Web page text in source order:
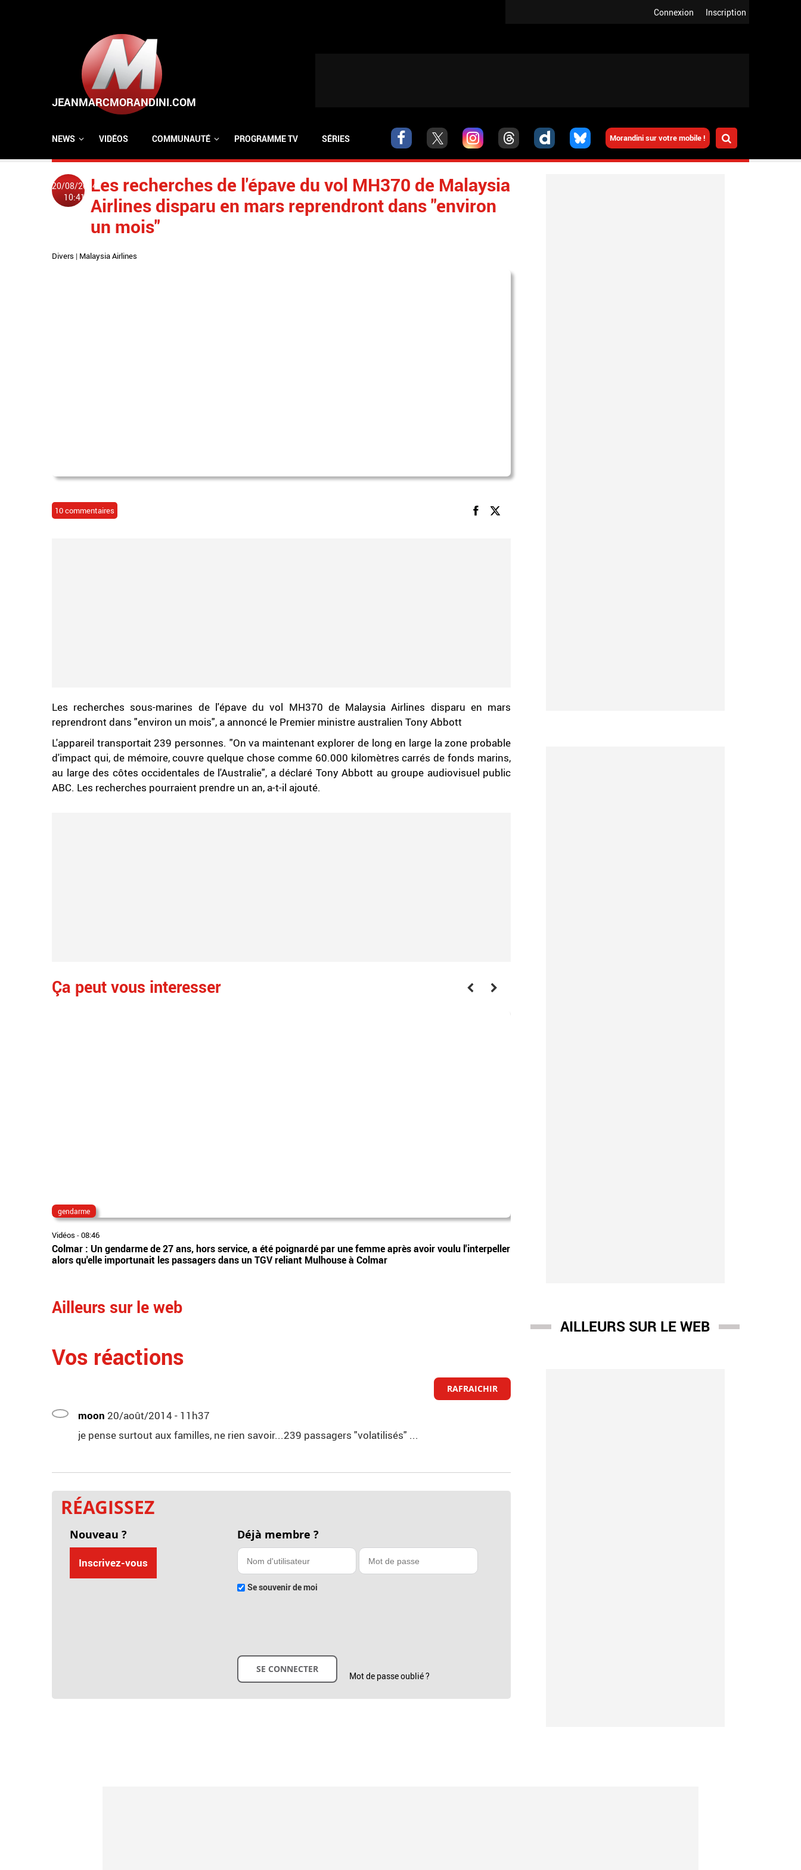
Inscription
Connexion
Morandini sur votre mobile !
NEWS VIDÉOS COMMUNAUTÉ PROGRAMME TV SÉRIES
20/08/2014
10:41
Les recherches de l'épave du vol MH370 de Malaysia
Airlines disparu en mars reprendront dans "environ
un mois"
Divers | Malaysia Airlines
10 commentaires
Les recherches sous-marines de l'épave du vol MH370 de Malaysia Airlines disparu en mars
reprendront dans "environ un mois", a annoncé le Premier ministre australien Tony Abbott
L'appareil transportait 239 personnes. "On va maintenant explorer de long en large la zone probable
d'impact qui, de mémoire, couvre quelque chose comme 60.000 kilomètres carrés de fonds marins,
au large des côtes occidentales de l'Australie", a déclaré Tony Abbott au groupe audiovisuel public
ABC. Les recherches pourraient prendre un an, a-t-il ajouté.
Ça peut vous interesser
gendarme
Vidéos -08:46
Colmar : Un gendarme de 27 ans, hors service, a été poignardé par une femme après avoir voulu l'interpeller
alors qu'elle importunait les passagers dans un TGV reliant Mulhouse à Colmar
Ailleurs sur le web
Vos réactions
RAFRAICHIR
moon 20/août/2014 - 11h37
je pense surtout aux familles, ne rien savoir...239 passagers "volatilisés" ...
RÉAGISSEZ
Nouveau ?
Inscrivez-vous
Déjà membre ?
Se souvenir de moi
Mot de passe oublié ?
AILLEURS SUR LE WEB